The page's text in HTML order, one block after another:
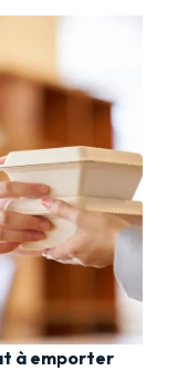
à emporter